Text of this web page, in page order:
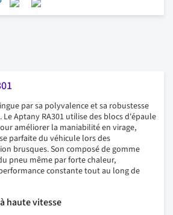
par sa polyvalence et sa robustesse
Aptany RA301 utilise des blocs d'épaule
améliorer la maniabilité en virage,
parfaite du véhicule lors des
brusques. Son composé de gomme
pneu même par forte chaleur,
constante tout au long de
haute vitesse